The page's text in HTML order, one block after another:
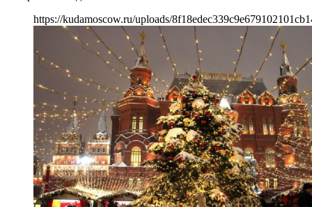
https://kudamoscow.ru/uploads/